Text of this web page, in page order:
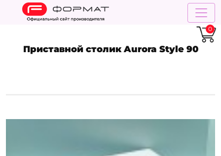
0
Приставной столик Aurora Style 90